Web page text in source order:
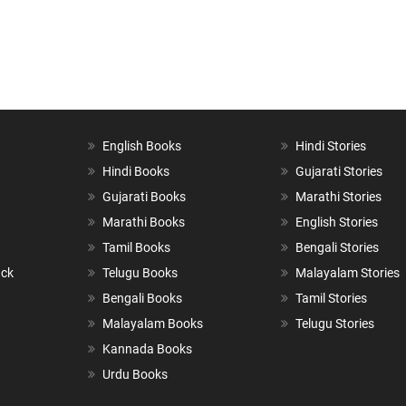
English Books
Hindi Books
Gujarati Books
Marathi Books
Tamil Books
Telugu Books
Bengali Books
Malayalam Books
Kannada Books
Urdu Books
Hindi Stories
Gujarati Stories
Marathi Stories
English Stories
Bengali Stories
Malayalam Stories
Tamil Stories
Telugu Stories